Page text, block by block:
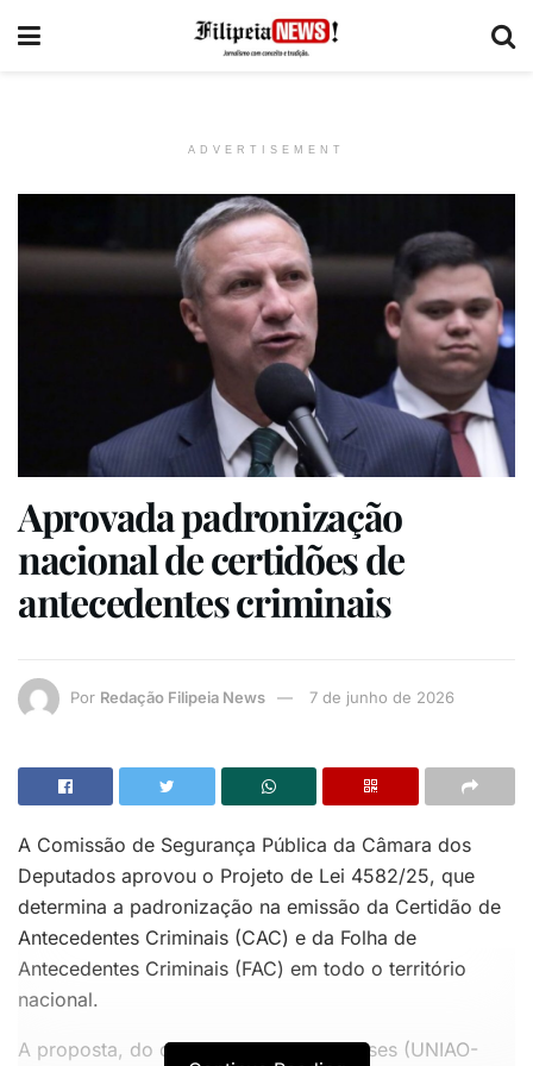
ADVERTISEMENT
Aprovada padronização
nacional de certidões de
antecedentes criminais
Por Redação Filipeia News 7 de junho de 2026
A Comissão de Segurança Pública da Câmara dos
Deputados aprovou o Projeto de Lei 4582/25, que
determina a padronização na emissão da Certidão de
Antecedentes Criminais (CAC) e da Folha de
Antecedentes Criminais (FAC) em todo o território
nacional.
A proposta, do deputado Coronel Ulysses (UNIAO-